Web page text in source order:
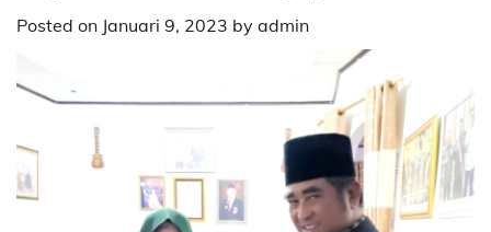
Posted on Januari 9, 2023 by admin